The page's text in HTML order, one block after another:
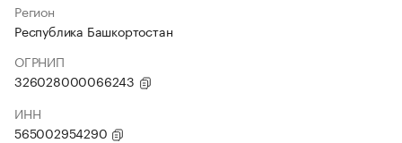
Регион
Республика Башкортостан
ОГРНИП
326028000066243
ИНН
565002954290